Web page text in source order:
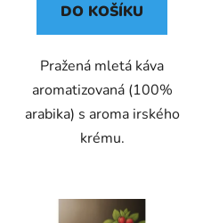
DO KOŠÍKU
Pražená mletá káva
aromatizovaná (100%
arabika) s aroma irského
krému.